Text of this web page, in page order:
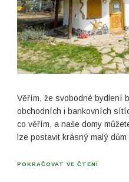
Věřím, že svobodné bydlení
obchodních i bankovních
co věřím, a naše domy
lze postavit krásný malý
POKRAČOVAT VE ČTENÍ